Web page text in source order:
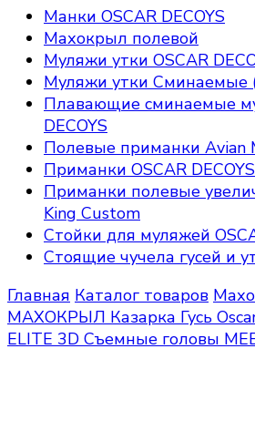
Манки OSCAR DECOYS
Махокрыл полевой
Муляжи утки OSCAR
Муляжи утки Сминаемые
Плавающие сминаемые
DECOYS
Полевые приманки Avian
Приманки OSCAR
Приманки полевые
King Custom
Стойки для муляжей
Стоящие чучела гусей и
Главная Каталог товаров
МАХОКРЫЛ Казарка Гусь
ELITE 3D Съемные головы